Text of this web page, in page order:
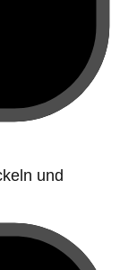
und